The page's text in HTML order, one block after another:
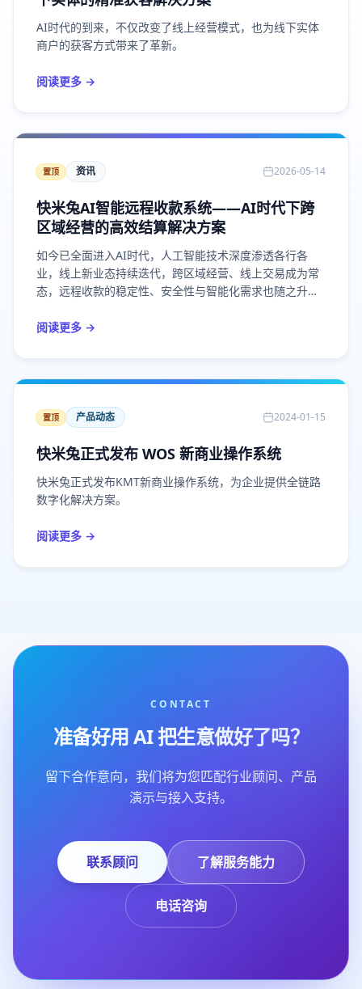
AI时代的到来，不仅改变了线上经营模式，也为线下实体
商户的获客方式带来了革新。
阅读更多 →
置顶 资讯 2026-05-14
快米兔AI智能远程收款系统——AI时代下跨
区域经营的高效结算解决方案
如今已全面进入AI时代，人工智能技术深度渗透各行各
业，线上新业态持续迭代，跨区域经营、线上交易成为常
态，远程收款的稳定性、安全性与智能化需求也随之升
阅读更多 →
置顶 产品动态 2024-01-15
快米兔正式发布 WOS 新商业操作系统
快米兔正式发布KMT新商业操作系统，为企业提供全链路
数字化解决方案。
阅读更多 →
CONTACT
准备好用 AI 把生意做好了吗？
留下合作意向，我们将为您匹配行业顾问、产品
演示与接入支持。
联系顾问 了解服务能力
电话咨询